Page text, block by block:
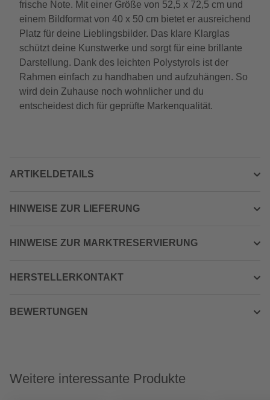
frische Note. Mit einer Größe von 52,5 x 72,5 cm und
einem Bildformat von 40 x 50 cm bietet er ausreichend
Platz für deine Lieblingsbilder. Das klare Klarglas
schützt deine Kunstwerke und sorgt für eine brillante
Darstellung. Dank des leichten Polystyrols ist der
Rahmen einfach zu handhaben und aufzuhängen. So
wird dein Zuhause noch wohnlicher und du
entscheidest dich für geprüfte Markenqualität.
ARTIKELDETAILS
HINWEISE ZUR LIEFERUNG
HINWEISE ZUR MARKTRESERVIERUNG
HERSTELLERKONTAKT
BEWERTUNGEN
Weitere interessante Produkte